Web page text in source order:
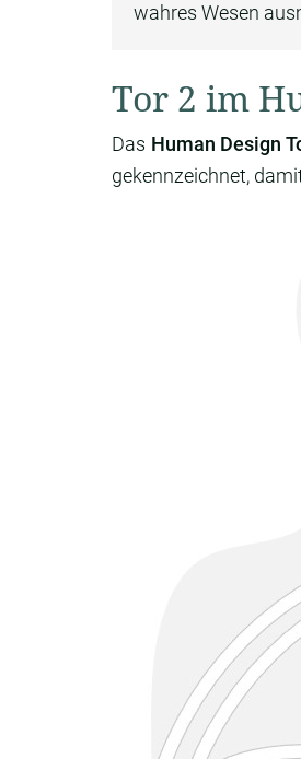
wahres Wesen
Tor 2 im
Das Human Design
gekennzeichnet,